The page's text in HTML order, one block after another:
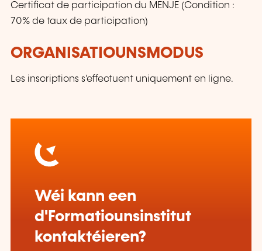
Certificat de participation du MENJE (Condition :
70% de taux de participation)
ORGANISATIOUNSMODUS
Les inscriptions s'effectuent uniquement en ligne.
Wéi kann een
d'Formatiounsinstitut
kontaktéieren?